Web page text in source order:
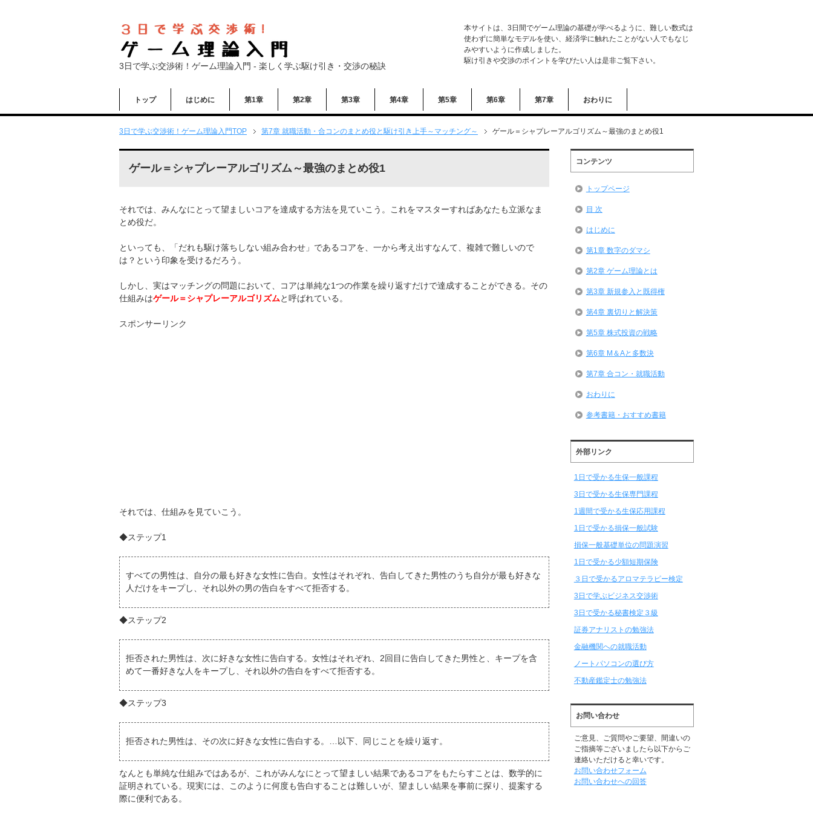
3日で学ぶ交渉術！ゲーム理論入門 - 楽しく学ぶ駆け引き・交渉の秘訣
本サイトは、3日間でゲーム理論の基礎が学べるように、難しい数式は
使わずに簡単なモデルを使い、経済学に触れたことがない人でもなじ
みやすいように作成しました。
駆け引きや交渉のポイントを学びたい人は是非ご覧下さい。
トップ はじめに 第1章 第2章 第3章 第4章 第5章 第6章 第7章 おわりに
3日で学ぶ交渉術！ゲーム理論入門TOP 第7章 就職活動・合コンのまとめ役と駆け引き上手～マッチング～ ゲール＝シャプレーアルゴリズム～最強のまとめ役1
ゲール＝シャプレーアルゴリズム～最強のまとめ役1
それでは、みんなにとって望ましいコアを達成する方法を見ていこう。これをマスターすればあなたも立派なま
とめ役だ。
といっても、「だれも駆け落ちしない組み合わせ」であるコアを、一から考え出すなんて、複雑で難しいので
は？という印象を受けるだろう。
しかし、実はマッチングの問題において、コアは単純な1つの作業を繰り返すだけで達成することができる。その
仕組みはゲール＝シャプレーアルゴリズムと呼ばれている。
スポンサーリンク
それでは、仕組みを見ていこう。
◆ステップ1
すべての男性は、自分の最も好きな女性に告白。女性はそれぞれ、告白してきた男性のうち自分が最も好きな
人だけをキープし、それ以外の男の告白をすべて拒否する。
◆ステップ2
拒否された男性は、次に好きな女性に告白する。女性はそれぞれ、2回目に告白してきた男性と、キープを含
めて一番好きな人をキープし、それ以外の告白をすべて拒否する。
◆ステップ3
拒否された男性は、その次に好きな女性に告白する。…以下、同じことを繰り返す。
なんとも単純な仕組みではあるが、これがみんなにとって望ましい結果であるコアをもたらすことは、数学的に
証明されている。現実には、このように何度も告白することは難しいが、望ましい結果を事前に探り、提案する
際に便利である。
コンテンツ
トップページ
目 次
はじめに
第1章 数字のダマシ
第2章 ゲーム理論とは
第3章 新規参入と既得権
第4章 裏切りと解決策
第5章 株式投資の戦略
第6章 M＆Aと多数決
第7章 合コン・就職活動
おわりに
参考書籍・おすすめ書籍
外部リンク
1日で受かる生保一般課程
3日で受かる生保専門課程
1週間で受かる生保応用課程
1日で受かる損保一般試験
損保一般基礎単位の問題演習
1日で受かる少額短期保険
３日で受かるアロマテラピー検定
3日で学ぶビジネス交渉術
3日で受かる秘書検定３級
証券アナリストの勉強法
金融機関への就職活動
ノートパソコンの選び方
不動産鑑定士の勉強法
お問い合わせ
ご意見、ご質問やご要望、間違いの
ご指摘等ございましたら以下からご
連絡いただけると幸いです。
お問い合わせフォーム
お問い合わせへの回答